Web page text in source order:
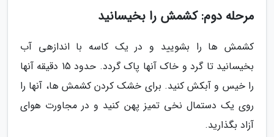
مرحله دوم: کشمش را بخیسانید
کشمش ها را بشویید و در یک کاسه با اندازهی آب
بخیسانید تا گرد و خاک آنها پاک گردد. حدود 15 دقیقه آنها
را خیس و آبکش کنید. برای خشک کردن کشمش ها، آنها را
روی یک دستمال نخی تمیز پهن کنید و در مجاورت هوای
آزاد بگذارید.